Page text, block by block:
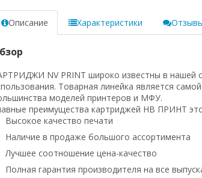
Описание Характеристики
NV PRINT широко известны в нашей
Товарная линейка является
моделей принтеров и МФУ.
преимущества картриджей НВ ПРИНТ
Высокое качество печати
Наличие в продаже большого ассортимента
Лучшее соотношение цена-качество
Полная гарантия производителя на все